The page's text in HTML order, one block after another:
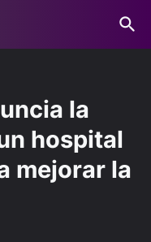
la
hospital
mejorar la